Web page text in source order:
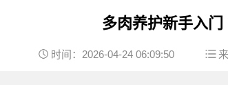
多肉养护新手入
时间：2026-04-24 06:09:50